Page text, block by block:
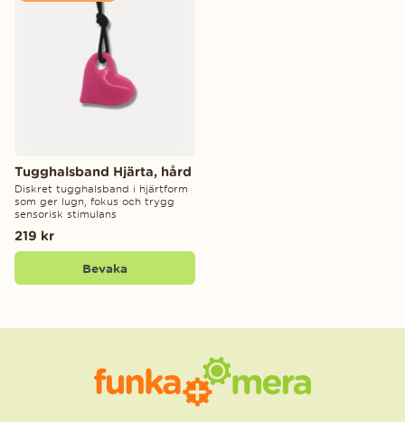
Tugghalsband Hjärta, hård
Diskret tugghalsband i hjärtform
som ger lugn, fokus och trygg
sensorisk stimulans
219 kr
Bevaka